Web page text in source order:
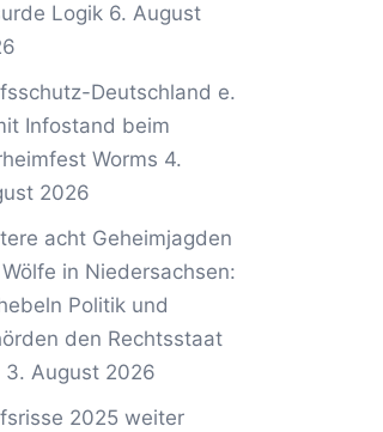
Logik 6. August
Deutschland e.
Infostand beim
Worms 4.
2026
acht Geheimjagden
in Niedersachsen:
Politik und
den Rechtsstaat
3. August 2026
2025 weiter